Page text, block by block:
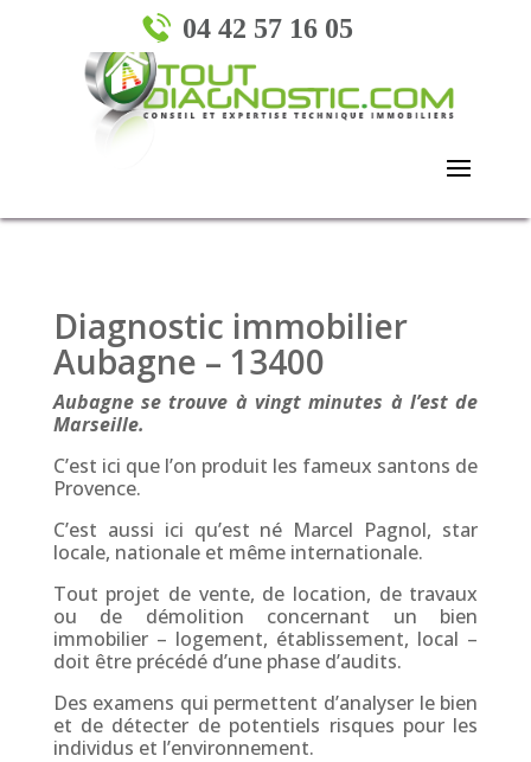
04 42 57 16 05
Diagnostic immobilier
Aubagne – 13400
Aubagne se trouve à vingt minutes à l’est de
Marseille.
C’est ici que l’on produit les fameux santons de
Provence.
C’est aussi ici qu’est né Marcel Pagnol, star
locale, nationale et même internationale.
Tout projet de vente, de location, de travaux
ou de démolition concernant un bien
immobilier – logement, établissement, local –
doit être précédé d’une phase d’audits.
Des examens qui permettent d’analyser le bien
et de détecter de potentiels risques pour les
individus et l’environnement.